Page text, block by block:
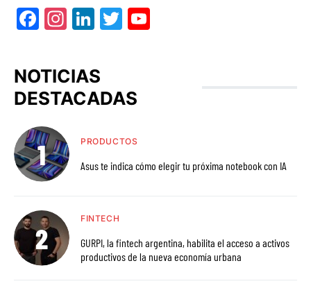
Facebook
Instagram
LinkedIn
Twitter
NOTICIAS
DESTACADAS
PRODUCTOS
Asus te indica cómo elegir tu próxima notebook con IA
FINTECH
GURPI, la fintech argentina, habilita el acceso a activos
productivos de la nueva economía urbana